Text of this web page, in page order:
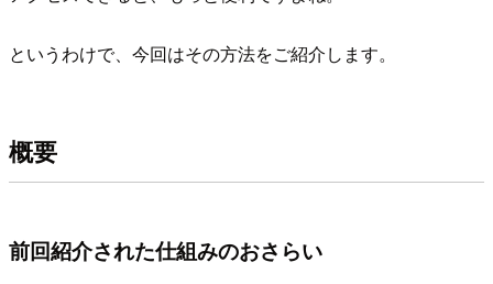
というわけで、今回はその方法をご紹介します。
概要
前回紹介された仕組みのおさらい